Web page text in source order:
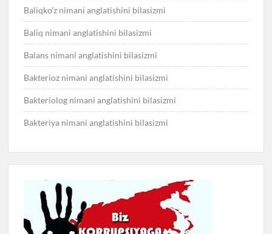
Baliqko’z nimani anglatishini bilasizmi
Baliq nimani anglatishini bilasizmi
Balans nimani anglatishini bilasizmi
Bakterioz nimani anglatishini bilasizmi
Bakteriolog nimani anglatishini bilasizmi
Bakteriya nimani anglatishini bilasizmi